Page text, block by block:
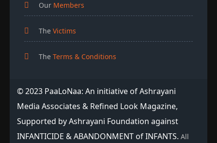
Our Members
The Victims
The Terms & Conditions
© 2023 PaaLoNaa: An initiative of Ashrayani
Media Associates & Refined Look Magazine,
Supported by Ashrayani Foundation against
INFANTICIDE & ABANDONMENT of INFANTS. All